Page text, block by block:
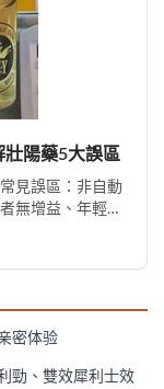
壯陽藥5大誤區
見誤區：非自動
無增益、年輕人
密体验
勁、雙效犀利士效